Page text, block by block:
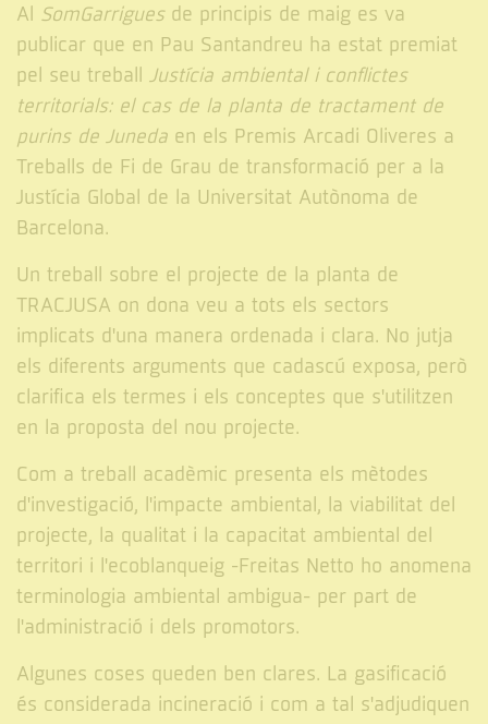
Al SomGarrigues de principis de maig es va
publicar que en Pau Santandreu ha estat premiat
pel seu treball Justícia ambiental i conflictes
territorials: el cas de la planta de tractament de
purins de Juneda en els Premis Arcadi Oliveres a
Treballs de Fi de Grau de transformació per a la
Justícia Global de la Universitat Autònoma de
Barcelona.
Un treball sobre el projecte de la planta de
TRACJUSA on dona veu a tots els sectors
implicats d'una manera ordenada i clara. No jutja
els diferents arguments que cadascú exposa, però
clarifica els termes i els conceptes que s'utilitzen
en la proposta del nou projecte.
Com a treball acadèmic presenta els mètodes
d'investigació, l'impacte ambiental, la viabilitat del
projecte, la qualitat i la capacitat ambiental del
territori i l'ecoblanqueig -Freitas Netto ho anomena
terminologia ambiental ambigua- per part de
l'administració i dels promotors.
Algunes coses queden ben clares. La gasificació
és considerada incineració i com a tal s'adjudiquen